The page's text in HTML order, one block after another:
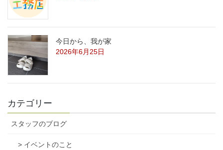
今日から、我が家
2026年6月25日
カテゴリー
スタッフのブログ
> イベントのこと